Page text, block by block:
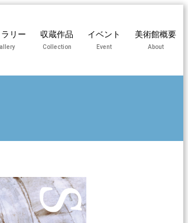
リー 収蔵作品
Collection
イベント
Event
美術館概要
About